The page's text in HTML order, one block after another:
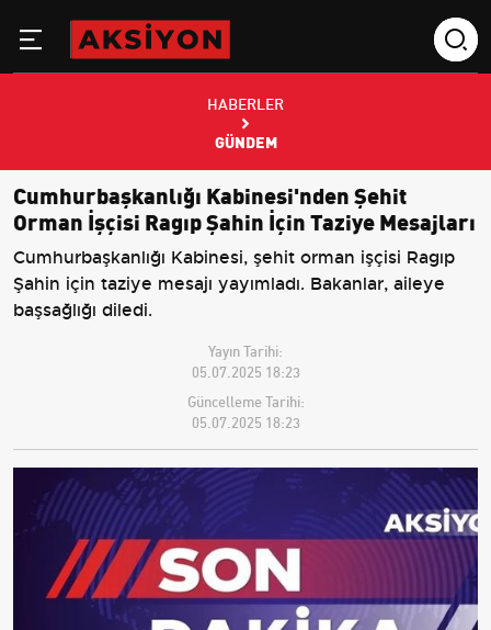
HABERLER
GÜNDEM
Cumhurbaşkanlığı Kabinesi'nden Şehit
Orman İşçisi Ragıp Şahin İçin Taziye Mesajları
Cumhurbaşkanlığı Kabinesi, şehit orman işçisi Ragıp
Şahin için taziye mesajı yayımladı. Bakanlar, aileye
başsağlığı diledi.
Yayın Tarihi:
05.07.2025 18:23
Güncelleme Tarihi:
05.07.2025 18:23